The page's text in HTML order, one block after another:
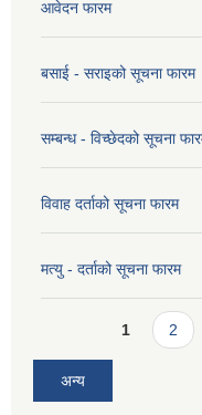
आवेदन फारम
बसाई - सराइको सूचना फारम
सम्बन्ध - विच्छेदको सूचना
विवाह दर्ताको सूचना फारम
मत्यु - दर्ताको सूचना फारम
Pages1 2
अन्य